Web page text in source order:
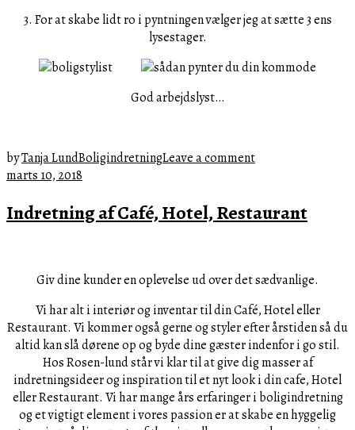
3. For at skabe lidt ro i pyntningen vælger jeg at sætte 3 ens
lysestager.
God arbejdslyst…
byTanja LundBoligindretningLeave a comment
marts 10, 2018
2020
Indretning af Café, Hotel, Restaurant
Giv dine kunder en oplevelse ud over det sædvanlige.
Vi har alt i interiør og inventar til din Café, Hotel eller
Restaurant. Vi kommer også gerne og styler efter årstiden så du
altid kan slå dørene op og byde dine gæster indenfor i go stil.
Hos Rosen-lund står vi klar til at give dig masser af
indretningsideer og inspiration til et nyt look i din cafe, Hotel
eller Restaurant. Vi har mange års erfaringer i boligindretning
og et vigtigt element i vores passion er at skabe en hyggelig